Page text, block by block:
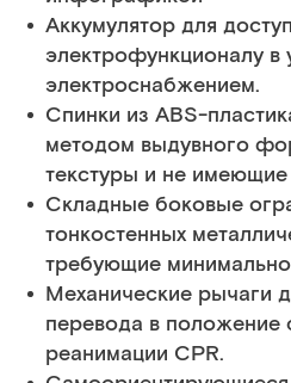
Аккумулятор для
электрофункционалу в
электроснабжением.
Спинки из ABS-
методом выдувного
текстуры и не имеющие
Складные боковые
тонкостенных
требующие
Механические рычаги
перевода в положение
реанимации CPR.